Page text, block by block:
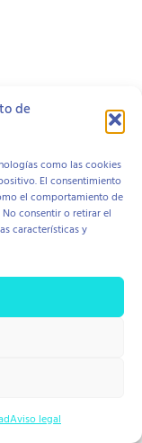
de
como las cookies
El consentimiento
el comportamiento de
consentir o retirar el
características y
Aviso legal
Pierro Estudio